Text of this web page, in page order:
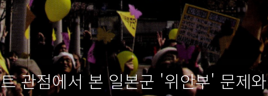
관점에서 본 일본군 '위안부' 문제